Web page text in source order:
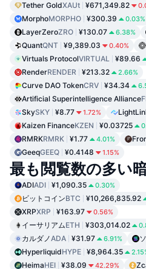
Tether GoldXAUt ¥671,349.82
MorphoMORPHO ¥300.39 0.03%
LayerZeroZRO ¥130.07 6.38%
QuantQNT ¥9,389.03 0.40%
Virtuals ProtocolVIRTUAL ¥89.66
RenderRENDER ¥213.32 2.66%
Curve DAO TokenCRV ¥34.34
Artificial Superintelligence Alliance
SkySKY ¥8.77 1.72%
Kaizen FinanceKZEN ¥0.03725
RMRKRMRK ¥1.77 4.01%
GeeqGEEQ ¥0.4148 1.15%
最も閲覧数の多い
ADIADI ¥1,090.35 0.30%
ビットコインBTC ¥10,266,835.92
XRPXRP ¥163.97 0.56%
イーサリアムETH ¥303,014.02
カルダノADA ¥31.97 6.91%
HyperliquidHYPE ¥8,964.35
HeimaHEI ¥38.09 42.29%